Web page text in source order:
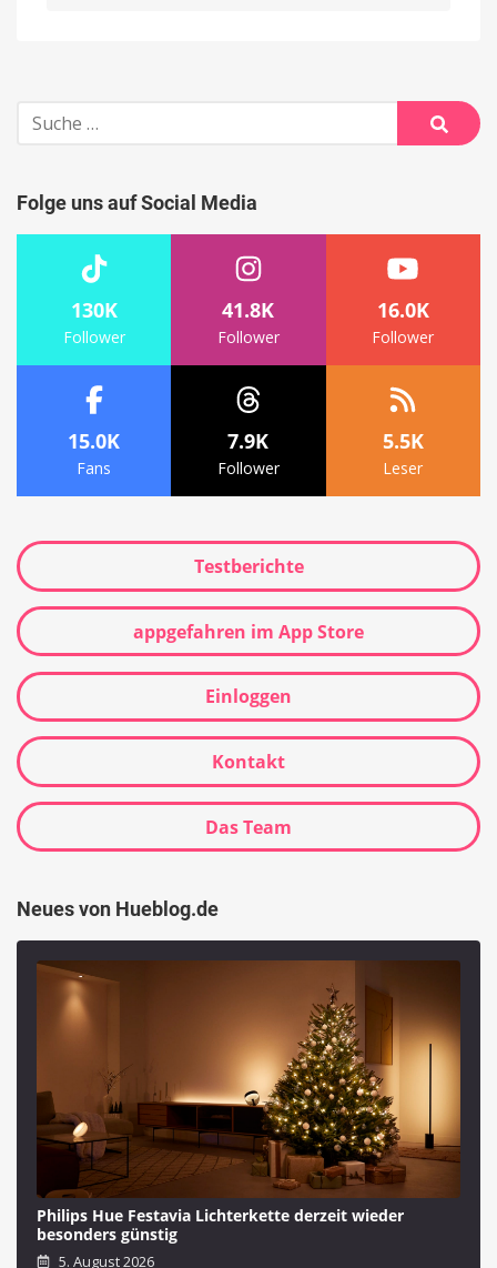
Suche
nach:
Suche
Folge uns auf Social Media
130K
Follower
41.8K
Follower
16.0K
Follower
15.0K
Fans
7.9K
Follower
5.5K
Leser
Testberichte
appgefahren im App Store
Einloggen
Kontakt
Das Team
Neues von Hueblog.de
Philips Hue Festavia Lichterkette derzeit wieder
besonders günstig
5. August 2026